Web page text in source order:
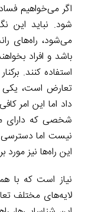
اگر می‌خواهیم
شود. نباید این
می‌شود، راه‌های
باشد و افراد
استفاده کنند.
تعارض است، یکی
داد اما این امر
شخصی که دارای
نیست اما دسترسی
این راه‌ها نیز مورد
نیاز است که با
لایه‌های مختلف